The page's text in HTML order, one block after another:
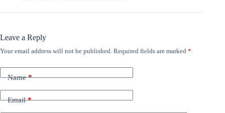
Leave a Reply
Your email address will not be published. Required fields are marked *
Name*
Email*